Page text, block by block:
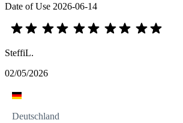
Date of Use 2026-06-14
SteffiL.
02/05/2026
Deutschland